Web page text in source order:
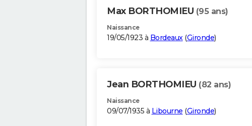
Max BORTHOMIEU (95 ans)
Naissance
19/05/1923 à Bordeaux(Gironde)
Jean BORTHOMIEU (82 ans)
Naissance
09/07/1935 à Libourne (Gironde)